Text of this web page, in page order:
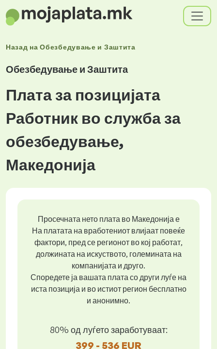
Назад наОбезбедување и Заштита
Обезбедување и Заштита
Плата за позицијата
Работник во служба за
обезбедување,
Македонија
Просечната нето плата во Македонија е
На платата на вработениот влијаат повеќе
фактори, пред се регионот во кој работат,
должината на искуството, големината на
компанијата и друго.
Споредете ја вашата плата со други луѓе на
иста позиција и во истиот регион бесплатно
и анонимно.
80% од луѓето заработуваат:
399 - 536 EUR